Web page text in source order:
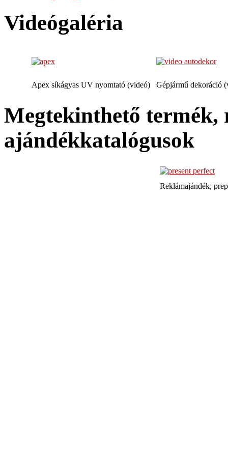
Videógaléria
Apex síkágyas UV nyomtató (videó) Gépjármű dekoráció
Megtekinthető termék,
ajándékkatalógusok
Reklámajándék,